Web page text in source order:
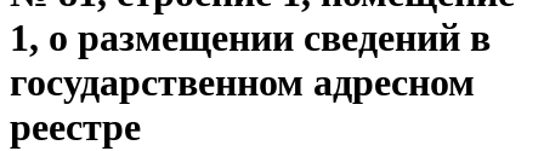
1, о размещении сведений в
государственном адресном
реестре